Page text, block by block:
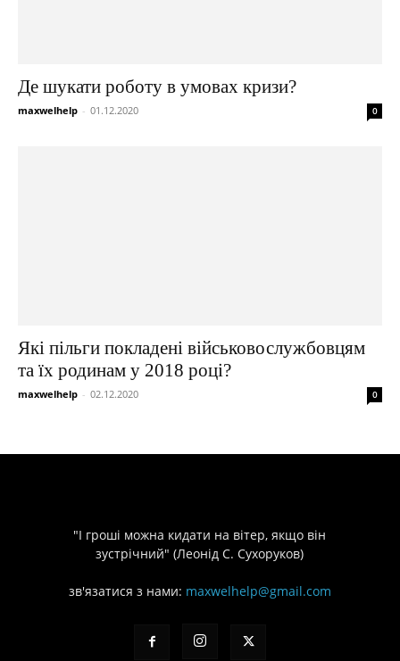
Де шукати роботу в умовах кризи?
maxwelhelp - 01.12.2020 0
Які пільги покладені військовослужбовцям
та їх родинам у 2018 році?
maxwelhelp - 02.12.2020 0
"І гроші можна кидати на вітер, якщо він
зустрічний" (Леонід С. Сухоруков)
зв'язатися з нами: maxwelhelp@gmail.com